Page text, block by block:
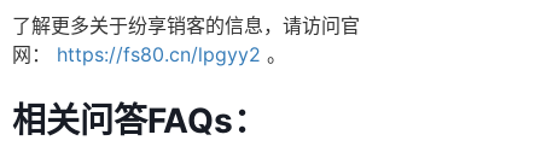
了解更多关于纷享销客的信息，请访问官
网：
https://fs80.cn/lpgyy2 。
相关问答FAQs：